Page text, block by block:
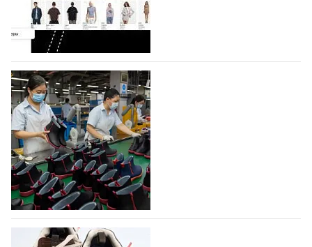
Гуанчжоу, столице моды Китая, является
профессиональной обувной компанией,
объединяющей разработку, производство и…
07.08.2026 574
На платформе Lamoda - новый раздел и
условия продвижения локальных
дизайнерских марок
Российский маркетплейс Lamoda решил обновить
раздел для продажи продукции локальных
дизайнерских марок одежды, обуви и аксессуаров.
Бренды также получат маркетинговую…
06.08.2026 757
Объем мирового производства обуви в